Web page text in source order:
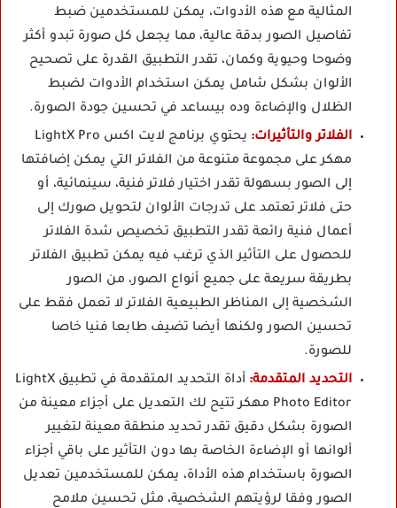
المثالية مع هذه الأدوات، يمكن للمستخدمين ضبط
تفاصيل الصور بدقة عالية، مما يجعل كل صورة تبدو أكثر
وضوحا وحيوية وكمان، تقدر التطبيق القدرة على تصحيح
الألوان بشكل شامل يمكن استخدام الأدوات لضبط
الظلال والإضاءة وده بيساعد في تحسين جودة الصورة.
الفلاتر والتأثيرات:
يحتوي برنامج لايت اكس LightX Pro
مهكر على مجموعة متنوعة من الفلاتر التي يمكن إضافتها
إلى الصور بسهولة تقدر اختيار فلاتر فنية، سينمائية، أو
حتى فلاتر تعتمد على تدرجات الألوان لتحويل صورك إلى
أعمال فنية رائعة تقدر التطبيق تخصيص شدة الفلاتر
للحصول على التأثير الذي ترغب فيه يمكن تطبيق الفلاتر
بطريقة سريعة على جميع أنواع الصور، من الصور
الشخصية إلى المناظر الطبيعية الفلاتر لا تعمل فقط على
تحسين الصور ولكنها أيضا تضيف طابعا فنيا خاصا
للصورة.
التحديد المتقدمة:
أداة التحديد المتقدمة في تطبيق LightX
Photo Editor مهكر تتيح لك التعديل على أجزاء معينة من
الصورة بشكل دقيق تقدر تحديد منطقة معينة لتغيير
ألوانها أو الإضاءة الخاصة بها دون التأثير على باقي أجزاء
الصورة باستخدام هذه الأداة، يمكن للمستخدمين تعديل
الصور وفقا لرؤيتهم الشخصية، مثل تحسين ملامح